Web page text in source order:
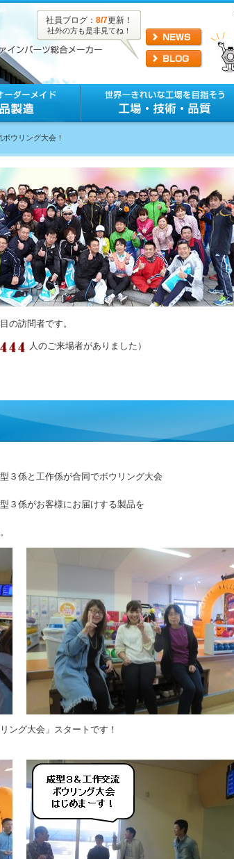
社員ブログ： 8/7更新！
社外の方も是非見てね！
ウリング大会！
の訪問者です。
人のご来場者がありました）
３係と工作係が合同でボウリング大会
３係がお客様にお届けする製品を
ング大会」スタートです！